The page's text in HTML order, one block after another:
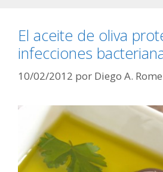
El aceite de oliva
infecciones
10/02/2012 por Diego A.